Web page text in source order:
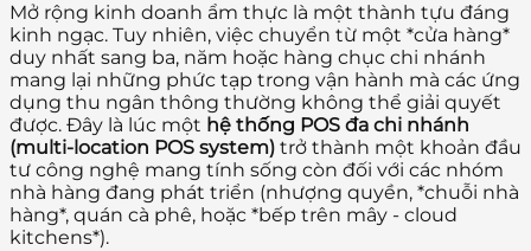
Mở rộng kinh doanh ẩm thực là một thành tựu đáng
kinh ngạc. Tuy nhiên, việc chuyển từ một *cửa hàng*
duy nhất sang ba, năm hoặc hàng chục chi nhánh
mang lại những phức tạp trong vận hành mà các ứng
dụng thu ngân thông thường không thể giải quyết
được. Đây là lúc một hệ thống POS đa chi nhánh
(multi-location POS system) trở thành một khoản đầu
tư công nghệ mang tính sống còn đối với các nhóm
nhà hàng đang phát triển (nhượng quyền, *chuỗi nhà
hàng*, quán cà phê, hoặc *bếp trên mây - cloud
kitchens*).